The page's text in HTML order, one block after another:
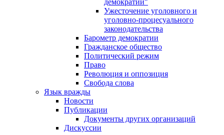
демократии"
Ужесточение уголовного и
уголовно-процесуального
законодательства
Барометр демократии
Гражданское общество
Политический режим
Право
Революция и оппозиция
Свобода слова
Язык вражды
Новости
Публикации
Документы других организаций
Дискуссии